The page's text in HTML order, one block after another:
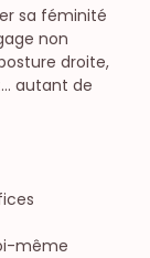
sa féminité
non
droite,
autant de
même